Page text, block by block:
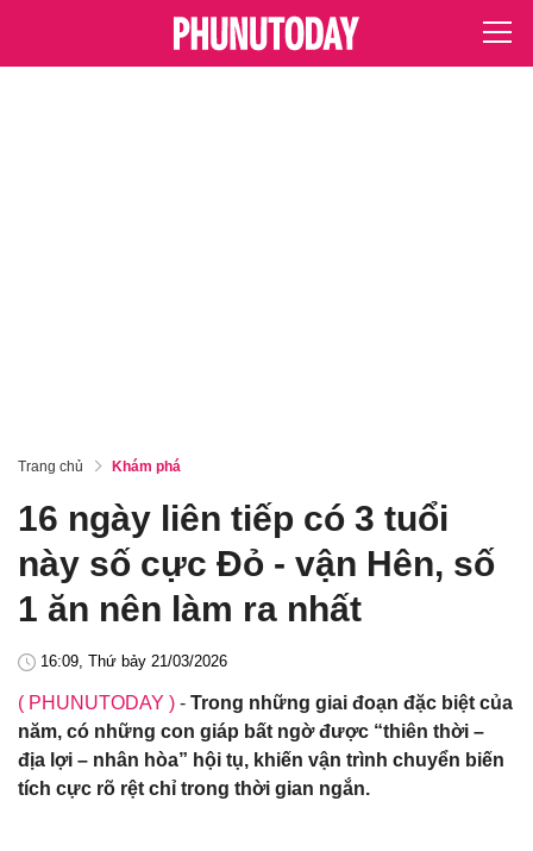
Trang chủ Khám phá
16 ngày liên tiếp có 3 tuổi
này số cực Đỏ - vận Hên, số
1 ăn nên làm ra nhất
16:09, Thứ bảy 21/03/2026
( PHUNUTODAY ) - Trong những giai đoạn đặc biệt của
năm, có những con giáp bất ngờ được “thiên thời –
địa lợi – nhân hòa” hội tụ, khiến vận trình chuyển biến
tích cực rõ rệt chỉ trong thời gian ngắn.